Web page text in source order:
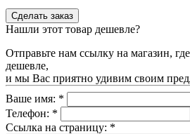
Нашли этот товар дешевле?
Отправьте нам ссылку на магазин,
дешевле,
и мы Вас приятно удивим своим
Ваше имя: *
Телефон: *
Ссылка на страницу: *